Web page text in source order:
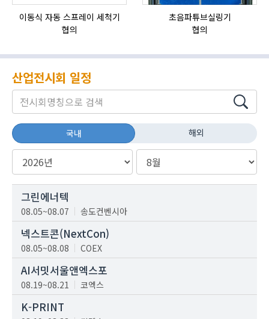
이동식 자동 스프레이 세척기
협의
초음파튜브실링기
협의
산업전시회 일정
국내 해외
그린에너텍
08.05~08.07 송도컨벤시아
넥스트콘(NextCon)
08.05~08.08 COEX
AI서밋서울앤엑스포
08.19~08.21 코엑스
K-PRINT